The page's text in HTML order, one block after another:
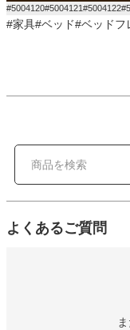
#家具#ベッド#ベッドフ
よくあるご質問